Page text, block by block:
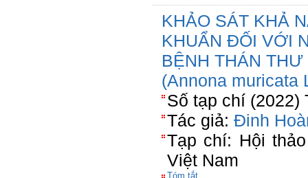
KHẢO SÁT KHẢ
KHUẨN ĐỐI VỚI
BỆNH THÁN
(Annona muricata
Số tạp chí (2022)
Tác giả: Đinh
Tạp chí: Hội
Việt Nam
Tóm tắt